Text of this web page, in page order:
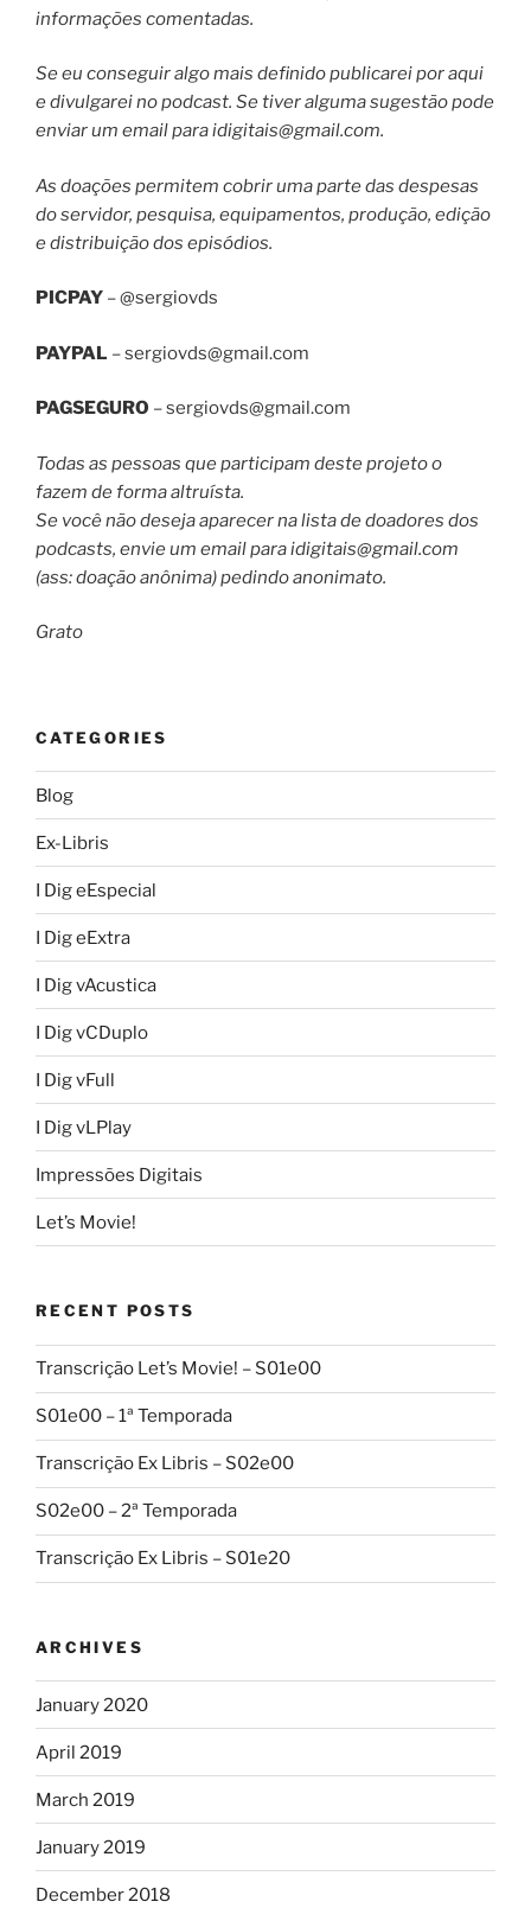
informações comentadas.
Se eu conseguir algo mais definido publicarei por aqui
e divulgarei no podcast. Se tiver alguma sugestão pode
enviar um email paraidigitais@gmail.com.
As doações permitem cobrir uma parte das despesas
do servidor, pesquisa, equipamentos, produção, edição
e distribuição dos episódios.
PICPAY – @sergiovds
PAYPAL –sergiovds@gmail.com
PAGSEGURO –sergiovds@gmail.com
Todas as pessoas que participam deste projeto o
fazem de forma altruísta.
Se você não deseja aparecer na lista de doadores dos
podcasts, envie um email paraidigitais@gmail.com
(ass: doação anônima) pedindo anonimato.
Grato
CATEGORIES
Blog
Ex-Libris
I Dig eEspecial
I Dig eExtra
I Dig vAcustica
I Dig vCDuplo
I Dig vFull
I Dig vLPlay
Impressões Digitais
Let’s Movie!
RECENT POSTS
Transcrição Let’s Movie! – S01e00
S01e00 – 1ª Temporada
Transcrição Ex Libris – S02e00
S02e00 – 2ª Temporada
Transcrição Ex Libris – S01e20
ARCHIVES
January 2020
April 2019
March 2019
January 2019
December 2018